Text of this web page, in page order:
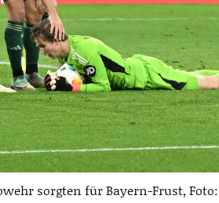
sorgten für Bayern-Frust,